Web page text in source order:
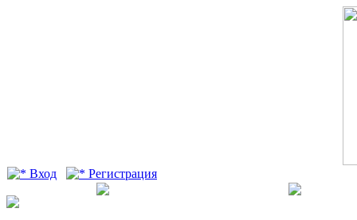
Вход Регистрация